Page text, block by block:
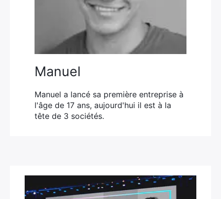
Manuel
Manuel a lancé sa première entreprise à
l'âge de 17 ans, aujourd'hui il est à la
tête de 3 sociétés.